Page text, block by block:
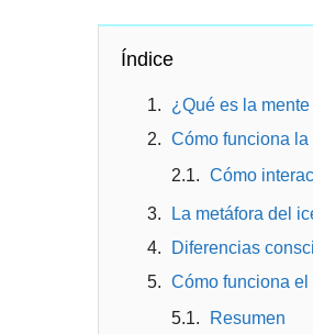
Índice
¿Qué es la
Cómo funciona
Cómo
La metáfora del
Diferencias
Cómo funciona
Resumen